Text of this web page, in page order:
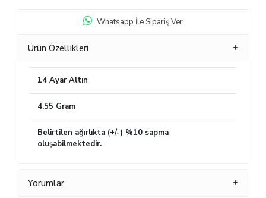
Whatsapp İle Sipariş Ver
Ürün Özellikleri
14 Ayar Altın
4.55 Gram
Belirtilen ağırlıkta (+/-) %10 sapma
oluşabilmektedir.
Yorumlar